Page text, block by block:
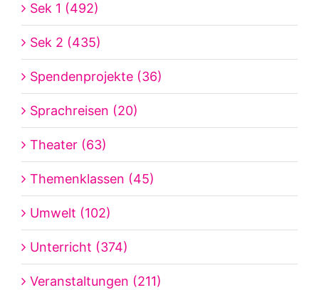
Sek 1 (492)
Sek 2 (435)
Spendenprojekte (36)
Sprachreisen (20)
Theater (63)
Themenklassen (45)
Umwelt (102)
Unterricht (374)
Veranstaltungen (211)